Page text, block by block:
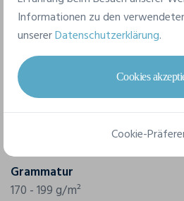
Merkmale
Marke
Gildan
Grammatur
170 - 199 g/m²
Informationen zu den
unsererDatenschutzerklärung.
Cookies
Cookie-